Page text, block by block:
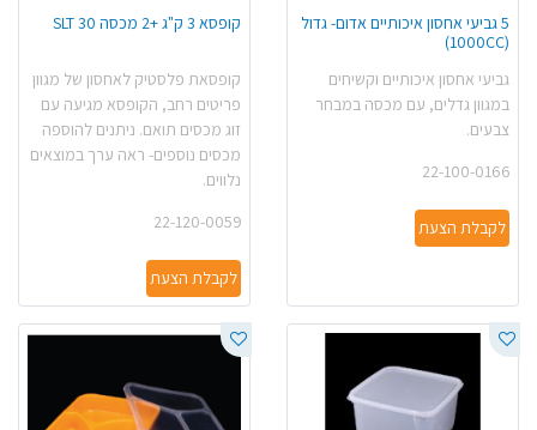
5 גביעי אחסון איכותיים אדום- גדול
(1000CC)
גביעי אחסון איכותיים וקשיחים
במגוון גדלים, עם מכסה במבחר
צבעים.
22-100-0166
לקבלת הצעת
קופסא 3 ק"ג +2 מכסה SLT 30
קופסאת פלסטיק לאחסון של מגוון
פריטים רחב, הקופסא מגיעה עם
זוג מכסים תואם. ניתנים להוספה
מכסים נוספים- ראה ערך במוצאים
נלווים.
22-120-0059
לקבלת הצעת